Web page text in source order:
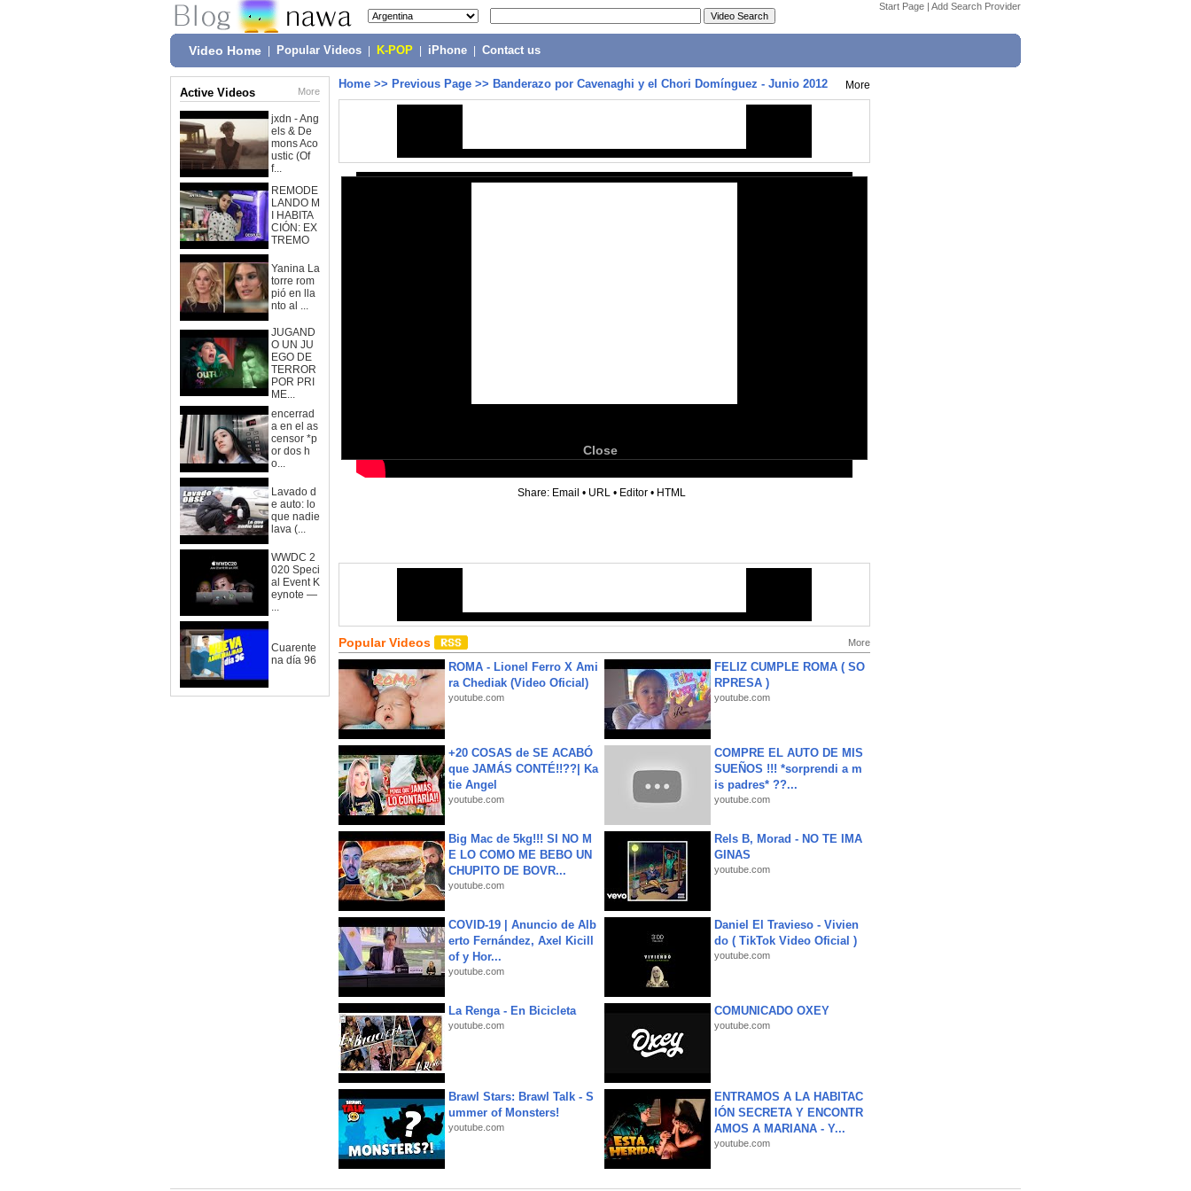
Start Page | Add Search Provider
Video Home Popular Videos K-POP iPhone Contact us
Active Videos More
jxdn - Ang
els & De
mons Aco
ustic (Of
f...
REMODE
LANDO M
I HABITA
CIÓN: EX
TREMO
Yanina La
torre rom
pió en lla
nto al ...
JUGAND
O UN JU
EGO DE
TERROR
POR PRI
ME...
encerrad
a en el as
censor *p
or dos h
o...
Lavado d
e auto: lo
que nadie
lava (...
WWDC 2
020 Speci
al Event K
eynote —
...
Cuarente
na día 96
Home >> Previous Page >> Banderazo por Cavenaghi y el Chori Domínguez - Junio 2012 More
Close
Share: Email • URL • Editor • HTML
Popular Videos More
ROMA - Lionel Ferro X Ami
ra Chediak (Video Oficial)
youtube.com
FELIZ CUMPLE ROMA ( SO
RPRESA )
youtube.com
+20 COSAS de SE ACABÓ
que JAMÁS CONTÉ!!??| Ka
tie Angel
youtube.com
COMPRE EL AUTO DE MIS
SUEÑOS !!! *sorprendi a m
is padres* ??...
youtube.com
Big Mac de 5kg!!! SI NO M
E LO COMO ME BEBO UN
CHUPITO DE BOVR...
youtube.com
Rels B, Morad - NO TE IMA
GINAS
youtube.com
COVID-19 | Anuncio de Alb
erto Fernández, Axel Kicill
of y Hor...
youtube.com
Daniel El Travieso - Vivien
do ( TikTok Video Oficial )
youtube.com
La Renga - En Bicicleta
youtube.com
COMUNICADO OXEY
youtube.com
Brawl Stars: Brawl Talk - S
ummer of Monsters!
youtube.com
ENTRAMOS A LA HABITAC
IÓN SECRETA Y ENCONTR
AMOS A MARIANA - Y...
youtube.com